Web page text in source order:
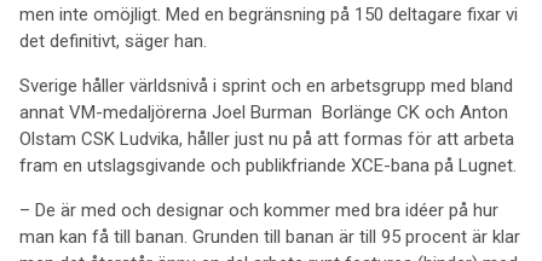
men inte omöjligt. Med en begränsning på 150 deltagare fixar vi
det definitivt, säger han.
Sverige håller världsnivå i sprint och en arbetsgrupp med bland
annat VM-medaljörerna Joel Burman Borlänge CK och Anton
Olstam CSK Ludvika, håller just nu på att formas för att arbeta
fram en utslagsgivande och publikfriande XCE-bana på Lugnet.
– De är med och designar och kommer med bra idéer på hur
man kan få till banan. Grunden till banan är till 95 procent är klar